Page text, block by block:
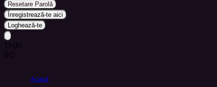
Resetare Parolă
Înregistrează-te aici
Loghează-te
THAI
RO
Acasă